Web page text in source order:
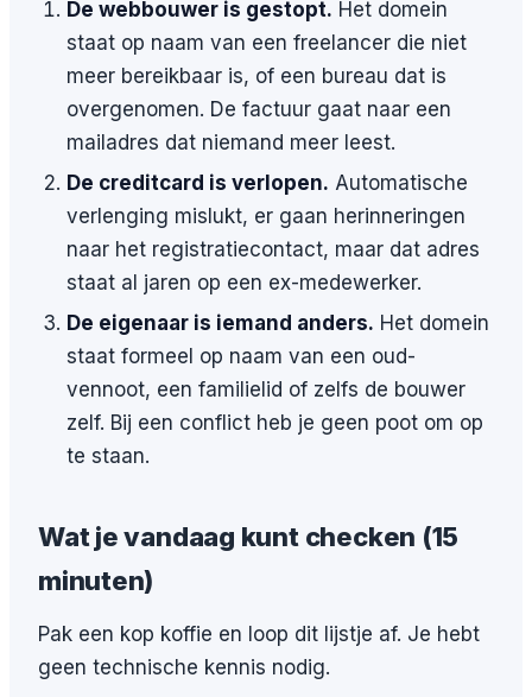
De webbouwer is gestopt. Het domein
staat op naam van een freelancer die niet
meer bereikbaar is, of een bureau dat is
overgenomen. De factuur gaat naar een
mailadres dat niemand meer leest.
De creditcard is verlopen. Automatische
verlenging mislukt, er gaan herinneringen
naar het registratiecontact, maar dat adres
staat al jaren op een ex-medewerker.
De eigenaar is iemand anders. Het domein
staat formeel op naam van een oud-
vennoot, een familielid of zelfs de bouwer
zelf. Bij een conflict heb je geen poot om op
te staan.
Wat je vandaag kunt checken (15
minuten)
Pak een kop koffie en loop dit lijstje af. Je hebt
geen technische kennis nodig.